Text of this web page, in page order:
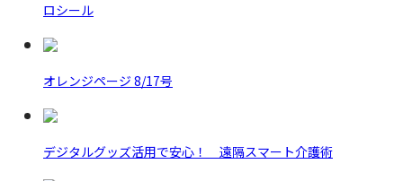
ロシール
オレンジページ 8/17号
デジタルグッズ活用で安心！ 遠隔スマート介護術